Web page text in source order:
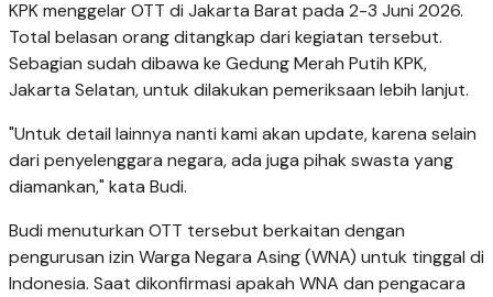
KPK menggelar OTT di Jakarta Barat pada 2-3 Juni 2026.
Total belasan orang ditangkap dari kegiatan tersebut.
Sebagian sudah dibawa ke Gedung Merah Putih KPK,
Jakarta Selatan, untuk dilakukan pemeriksaan lebih lanjut.
"Untuk detail lainnya nanti kami akan update, karena selain
dari penyelenggara negara, ada juga pihak swasta yang
diamankan," kata Budi.
Budi menuturkan OTT tersebut berkaitan dengan
pengurusan izin Warga Negara Asing (WNA) untuk tinggal di
Indonesia. Saat dikonfirmasi apakah WNA dan pengacara